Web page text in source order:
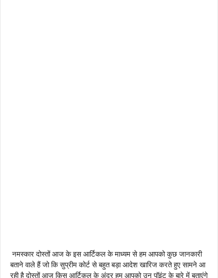
नमस्कार दोस्तों आज के इस आर्टिकल के माध्यम से हम आपको कुछ जानकारी
बताने वाले हैं जो कि सुप्रीम कोर्ट से बहुत बड़ा आदेश खारिज करते हुए सामने आ
रही है दोस्तों आज किस आर्टिकल के अंदर हम आपको उन पॉइंट के बारे में बताएंगे